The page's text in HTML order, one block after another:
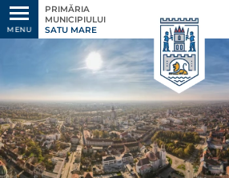
MENU
PRIMĂRIA
MUNICIPIULUI
SATU MARE